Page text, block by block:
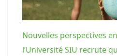
Nouvelles perspectives
l’Université SIU recrute